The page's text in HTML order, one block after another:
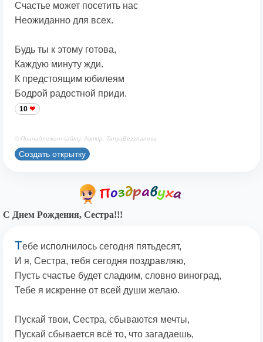
Счастье может посетить нас
Неожиданно для всех.
Будь ты к этому готова,
Каждую минуту жди.
К предстоящим юбилеям
Бодрой радостной приди.
10
© Принадлежит сайту. Автор: TanyaBezzhanova
Создать открытку
С Днем Рождения, Сестра!!!
Тебе исполнилось сегодня пятьдесят,
И я, Сестра, тебя сегодня поздравляю,
Пусть счастье будет сладким, словно виноград,
Тебе я искренне от всей души желаю.
Пускай твои, Сестра, сбываются мечты,
Пускай сбывается всё то, что загадаешь,